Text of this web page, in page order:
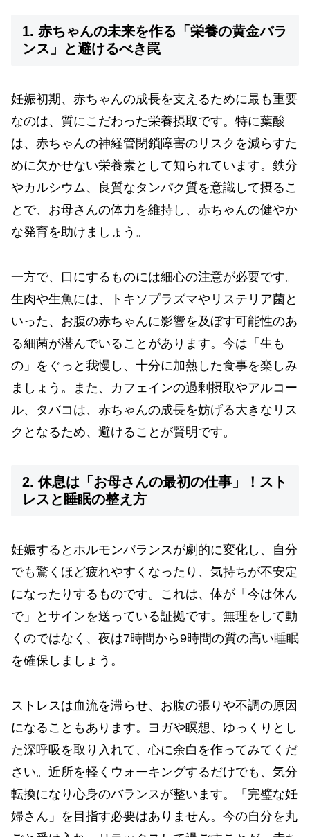
1. 赤ちゃんの未来を作る「栄養の黄金バラ
ンス」と避けるべき罠
妊娠初期、赤ちゃんの成長を支えるために最も重要
なのは、質にこだわった栄養摂取です。特に葉酸
は、赤ちゃんの神経管閉鎖障害のリスクを減らすた
めに欠かせない栄養素として知られています。鉄分
やカルシウム、良質なタンパク質を意識して摂るこ
とで、お母さんの体力を維持し、赤ちゃんの健やか
な発育を助けましょう。
一方で、口にするものには細心の注意が必要です。
生肉や生魚には、トキソプラズマやリステリア菌と
いった、お腹の赤ちゃんに影響を及ぼす可能性のあ
る細菌が潜んでいることがあります。今は「生も
の」をぐっと我慢し、十分に加熱した食事を楽しみ
ましょう。また、カフェインの過剰摂取やアルコー
ル、タバコは、赤ちゃんの成長を妨げる大きなリス
クとなるため、避けることが賢明です。
2. 休息は「お母さんの最初の仕事」！スト
レスと睡眠の整え方
妊娠するとホルモンバランスが劇的に変化し、自分
でも驚くほど疲れやすくなったり、気持ちが不安定
になったりするものです。これは、体が「今は休ん
で」とサインを送っている証拠です。無理をして動
くのではなく、夜は7時間から9時間の質の高い睡眠
を確保しましょう。
ストレスは血流を滞らせ、お腹の張りや不調の原因
になることもあります。ヨガや瞑想、ゆっくりとし
た深呼吸を取り入れて、心に余白を作ってみてくだ
さい。近所を軽くウォーキングするだけでも、気分
転換になり心身のバランスが整います。「完璧な妊
婦さん」を目指す必要はありません。今の自分を丸